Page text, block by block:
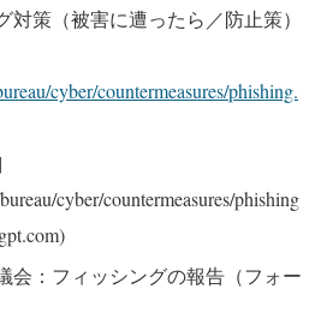
策（被害に遭ったら／防止策）
cyber/countermeasures/phishing.
cyber/countermeasures/phishing
会：フィッシングの報告（フォー